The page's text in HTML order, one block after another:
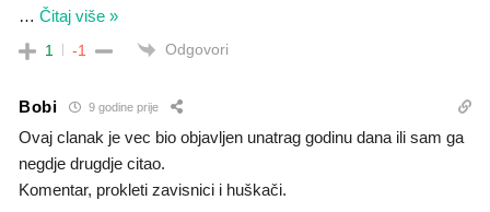
… Čitaj više »
1 -1 Odgovori
Bobi 9 godine prije
Ovaj clanak je vec bio objavljen unatrag godinu dana ili sam ga
negdje drugdje citao.
Komentar, prokleti zavisnici i huškači.